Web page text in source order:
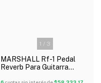
1 / 3
MARSHALL Rf-1 Pedal
Reverb Para Guitarra